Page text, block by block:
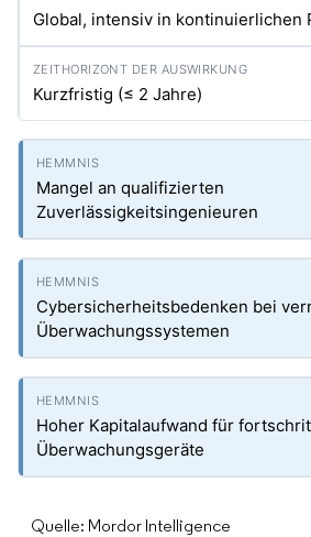
Global, intensiv in kontinuierlichen
Kurzfristig (≤ 2 Jahre)
Mangel an qualifizierten
Zuverlässigkeitsingenieuren
Cybersicherheitsbedenken bei
Überwachungssystemen
Hoher Kapitalaufwand für
Überwachungsgeräte
Quelle: Mordor Intelligence